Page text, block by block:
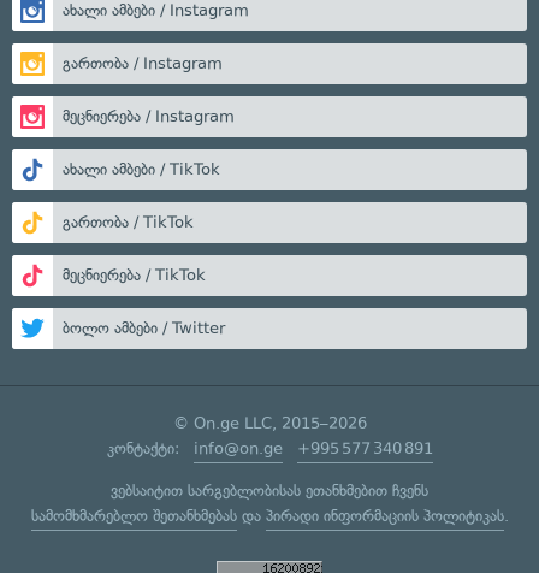
ახალი ამბები / Instagram
გართობა / Instagram
მეცნიერება / Instagram
ახალი ამბები / TikTok
გართობა / TikTok
მეცნიერება / TikTok
ბოლო ამბები / Twitter
© On.ge LLC, 2015–2026
კონტაქტი: info@on.ge +995 577 340 891
ვებსაიტით სარგებლობისას ეთანხმებით ჩვენს
სამომხმარებლო შეთანხმებასდა პირადი ინფორმაციის პოლიტიკას.